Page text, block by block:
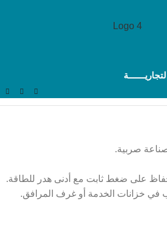
في خزانات الخدمة أو غرف المرافق.